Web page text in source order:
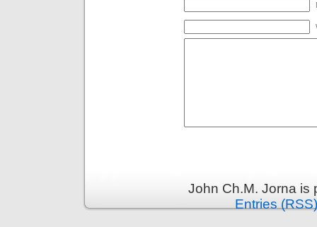
John Ch.M. Jorna
Entries (RSS)